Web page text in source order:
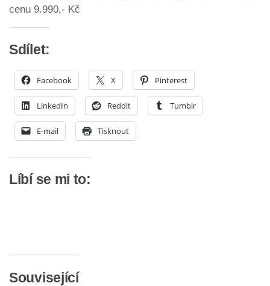
cenu 9.990,- Kč
Sdílet:
Facebook X Pinterest
LinkedIn Reddit Tumblr
E-mail Tisknout
Líbí se mi to:
Související